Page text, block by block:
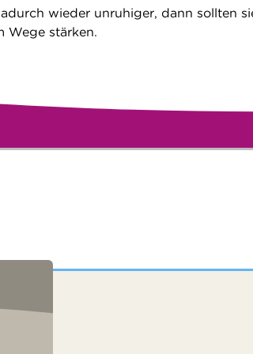
wieder unruhiger, dann sollten
Wege stärken.